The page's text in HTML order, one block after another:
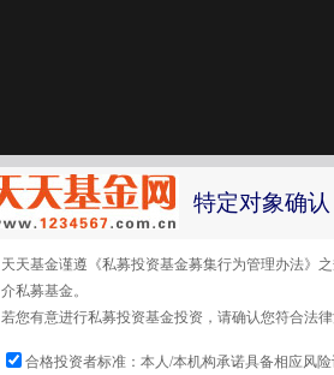
特定对象确认
天天基金谨遵《私募投资基金募集行为管理办法》
介私募基金。
若您有意进行私募投资基金投资，请确认您符合法
合格投资者标准：本人/本机构承诺具备相应风